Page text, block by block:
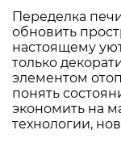
Переделка
обновить
настоящему
только
элементом
понять
экономить на
технологии,